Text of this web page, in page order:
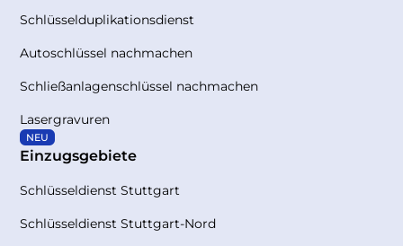
Schlüsselduplikationsdienst
Autoschlüssel nachmachen
Schließanlagenschlüssel nachmachen
Lasergravuren
NEU
Einzugsgebiete
Schlüsseldienst Stuttgart
Schlüsseldienst Stuttgart-Nord